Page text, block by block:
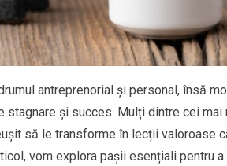
antreprenorial și personal, însă
și succes. Mulți dintre cei mai
să le transforme în lecții valoroase
vom explora pașii esențiali pentru